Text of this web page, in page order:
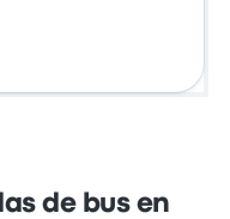
de bus en